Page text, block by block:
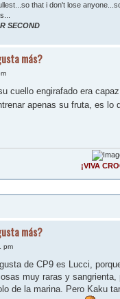
that i don't lose
SECOND
más?
cuello engirafado era
apenas su fruta, es lo
¡VIVA
más?
pm
de CP9 es Lucci,
muy raras y
de la marina. Pero Kaku